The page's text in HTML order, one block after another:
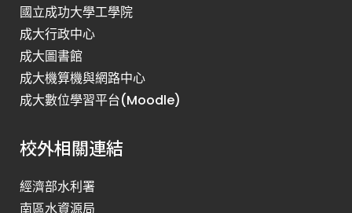
國立成功大學工學院
成大行政中心
成大圖書館
成大機算機與網路中心
成大數位學習平台(Moodle)
校外相關連結
經濟部水利署
南區水資源局